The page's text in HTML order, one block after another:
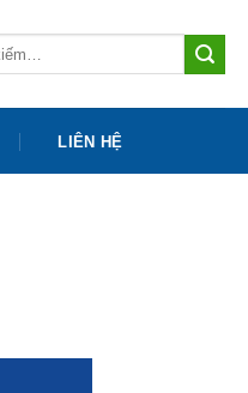
LIÊN HỆ